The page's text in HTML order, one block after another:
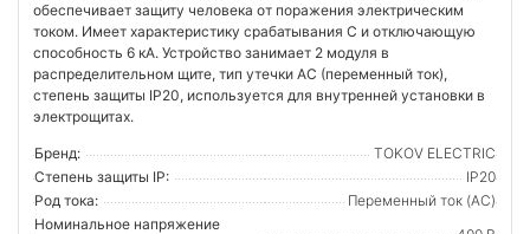
обеспечивает защиту человека от поражения электрическим
током. Имеет характеристику срабатывания C и отключающую
способность 6 кА. Устройство занимает 2 модуля в
распределительном щите, тип утечки AC (переменный ток),
степень защиты IP20, используется для внутренней установки в
электрощитах.
Бренд:
TOKOV ELECTRIC
Степень защиты IP:
IP20
Род тока:
Переменный ток (AC)
Номинальное напряжение